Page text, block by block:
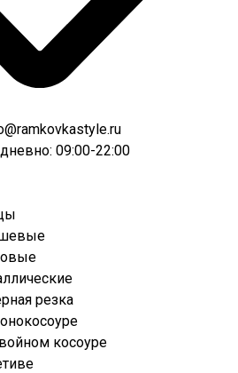
09:00-22:00
резка
косоуре